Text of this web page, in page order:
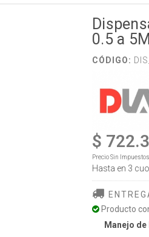
0.5 a
CÓDIGO:
$
Precio Sin
Hasta en 3
Producto
Manejo